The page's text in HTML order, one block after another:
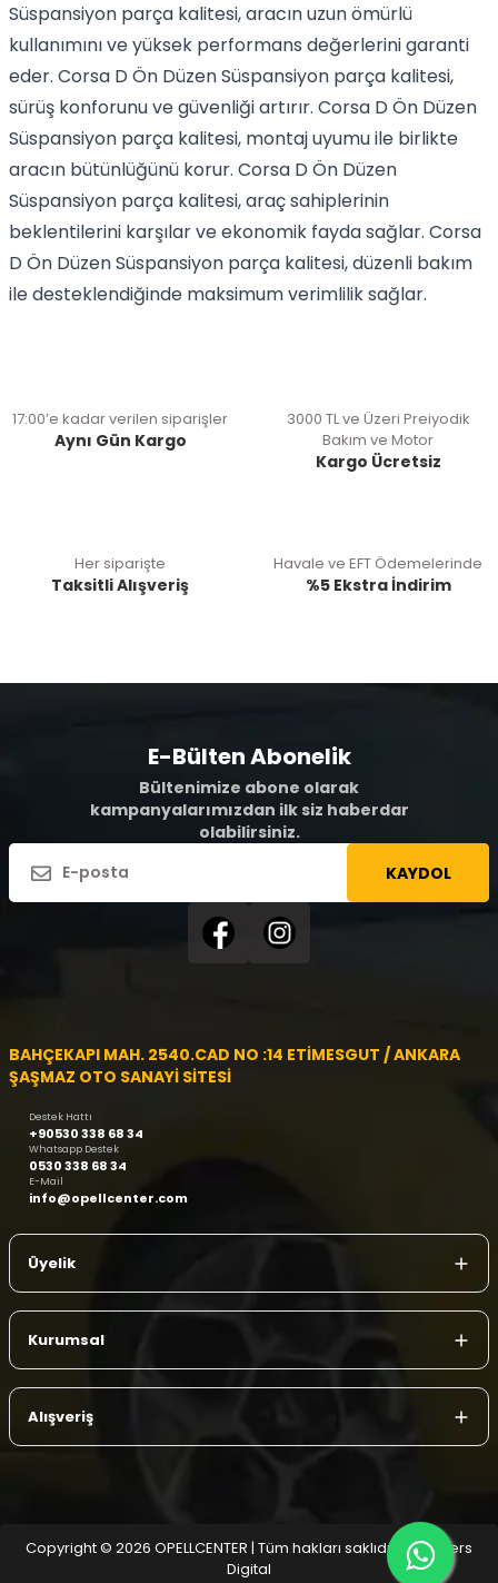
Süspansiyon parça kalitesi, aracın uzun ömürlü
kullanımını ve yüksek performans değerlerini garanti
eder. Corsa D Ön Düzen Süspansiyon parça kalitesi,
sürüş konforunu ve güvenliği artırır. Corsa D Ön Düzen
Süspansiyon parça kalitesi, montaj uyumu ile birlikte
aracın bütünlüğünü korur. Corsa D Ön Düzen
Süspansiyon parça kalitesi, araç sahiplerinin
beklentilerini karşılar ve ekonomik fayda sağlar. Corsa
D Ön Düzen Süspansiyon parça kalitesi, düzenli bakım
ile desteklendiğinde maksimum verimlilik sağlar.
17:00’e kadar verilen siparişler
Aynı Gün Kargo
3000 TL ve Üzeri Preiyodik
Bakım ve Motor
Kargo Ücretsiz
Her siparişte
Taksitli Alışveriş
Havale ve EFT Ödemelerinde
%5 Ekstra İndirim
E-Bülten Abonelik
Bültenimize abone olarak
kampanyalarımızdan ilk siz haberdar
olabilirsiniz.
KAYDOL
BAHÇEKAPI MAH. 2540.CAD NO :14 ETİMESGUT / ANKARA
ŞAŞMAZ OTO SANAYİ SİTESİ
Destek Hattı
+90530 338 68 34
Whatsapp Destek
0530 338 68 34
E-Mail
info@opellcenter.com
Üyelik
Kurumsal
Alışveriş
Copyright © 2026 OPELLCENTER | Tüm hakları saklıdır.
| Reliefers
Digital